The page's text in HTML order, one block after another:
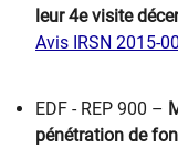
leur 4e ​visite
Avis IRSN 2015-
EDF - REP 900 –
pénétration de